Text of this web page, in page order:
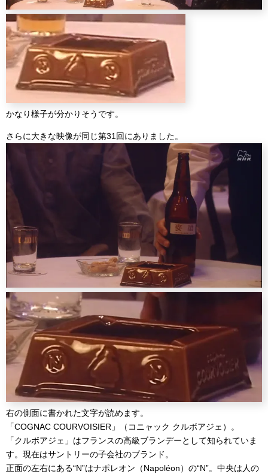
かなり様子が分かりそうです。
さらに大きな映像が同じ第31回にありました。
右の側面に書かれた文字が読めます。
「COGNAC COURVOISIER」（コニャック クルボアジェ）。
「クルボアジェ」はフランスの高級ブランデーとして知られていま
す。現在はサントリーの子会社のブランド。
正面の左右にある“N”はナポレオン（Napoléon）の“N”。中央は人の